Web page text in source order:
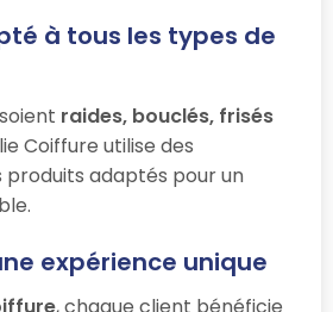
à tous les types de
raides, bouclés, frisés
Coiffure utilise des
produits adaptés pour un
expérience unique
, chaque client bénéficie